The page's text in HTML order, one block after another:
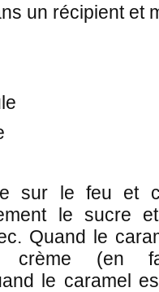
un récipient et
sur le feu et
le sucre
Quand le
(en
le caramel